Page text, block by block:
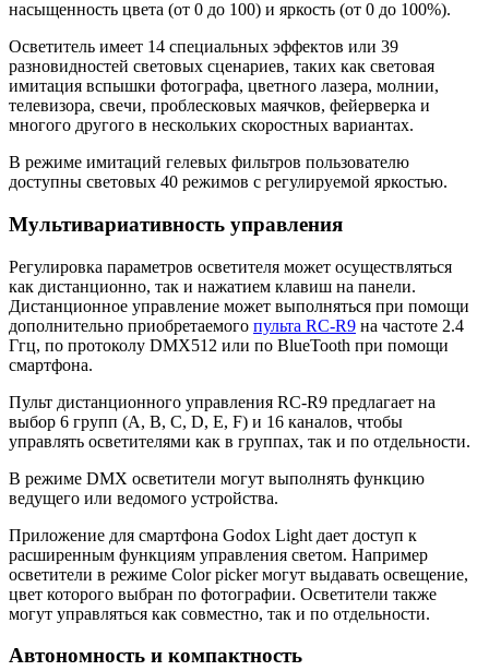
насыщенность цвета (от 0 до 100) и яркость (от 0 до 100%).
Осветитель имеет 14 специальных эффектов или 39
разновидностей световых сценариев, таких как световая
имитация вспышки фотографа, цветного лазера, молнии,
телевизора, свечи, проблесковых маячков, фейерверка и
многого другого в нескольких скоростных вариантах.
В режиме имитаций гелевых фильтров пользователю
доступны световых 40 режимов с регулируемой яркостью.
Мультивариативность управления
Регулировка параметров осветителя может осуществляться
как дистанционно, так и нажатием клавиш на панели.
Дистанционное управление может выполняться при помощи
дополнительно приобретаемого пульта RC-R9 на частоте 2.4
Ггц, по протоколу DMX512 или по BlueTooth при помощи
смартфона.
Пульт дистанционного управления RC-R9 предлагает на
выбор 6 групп (A, B, C, D, E, F) и 16 каналов, чтобы
управлять осветителями как в группах, так и по отдельности.
В режиме DMX осветители могут выполнять функцию
ведущего или ведомого устройства.
Приложение для смартфона Godox Light дает доступ к
расширенным функциям управления светом. Например
осветители в режиме Color picker могут выдавать освещение,
цвет которого выбран по фотографии. Осветители также
могут управляться как совместно, так и по отдельности.
Автономность и компактность